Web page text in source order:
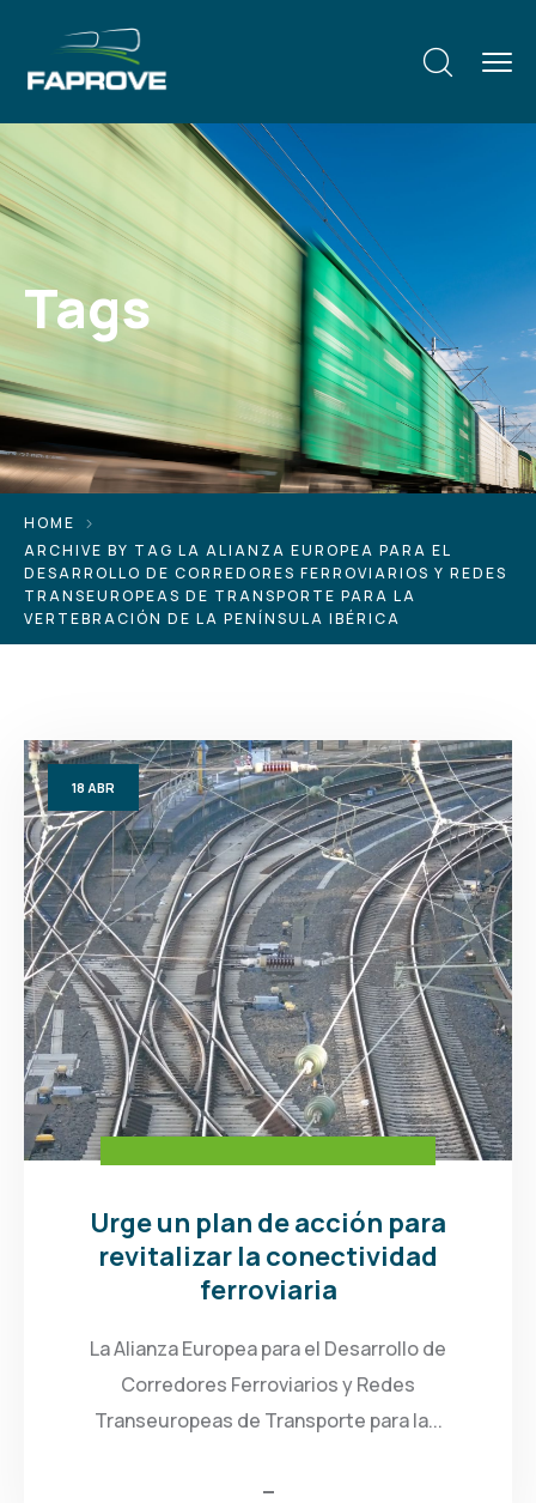
Tags
HOME
ARCHIVE BY TAG LA ALIANZA EUROPEA PARA EL
DESARROLLO DE CORREDORES FERROVIARIOS Y REDES
TRANSEUROPEAS DE TRANSPORTE PARA LA
VERTEBRACIÓN DE LA PENÍNSULA IBÉRICA
18 ABR
Urge un plan de acción para
revitalizar la conectividad
ferroviaria
La Alianza Europea para el Desarrollo de
Corredores Ferroviarios y Redes
Transeuropeas de Transporte para la...